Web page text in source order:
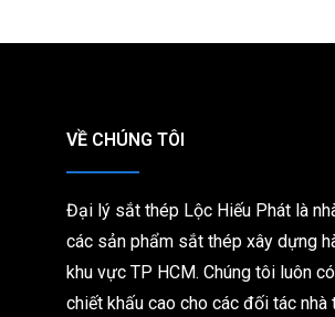
VỀ CHÚNG TÔI
Đại lý sắt thép Lộc Hiếu Phát là
các sản phẩm sắt thép xây dựng
khu vực TP HCM. Chúng tôi luôn
chiết khấu cao cho các đối tác nhà